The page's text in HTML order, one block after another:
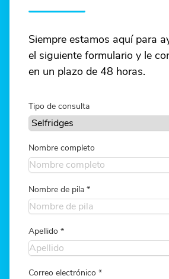
Siempre estamos aquí para
el siguiente formulario y le
en un plazo de 48 horas.
Tipo de consulta
Nombre completo
Nombre de pila *
Apellido *
Correo electrónico *